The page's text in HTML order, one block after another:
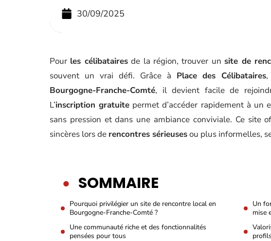
30/09/2025
Pour les célibatairesde la région, trouver un site de
souvent un vrai défi. Grâce à Place des Célibataires
Bourgogne-Franche-Comté, il devient facile de
L’inscription gratuite permet d’accéder rapidement à un
sans pression et dans une ambiance conviviale. Ce site
sincères lors de rencontres sérieusesou plus informelles,
SOMMAIRE
Pourquoi privilégier un site de rencontre local en
Bourgogne-Franche-Comté ?
Un
mise
Une communauté riche et des fonctionnalités
pensées pour tous
profils